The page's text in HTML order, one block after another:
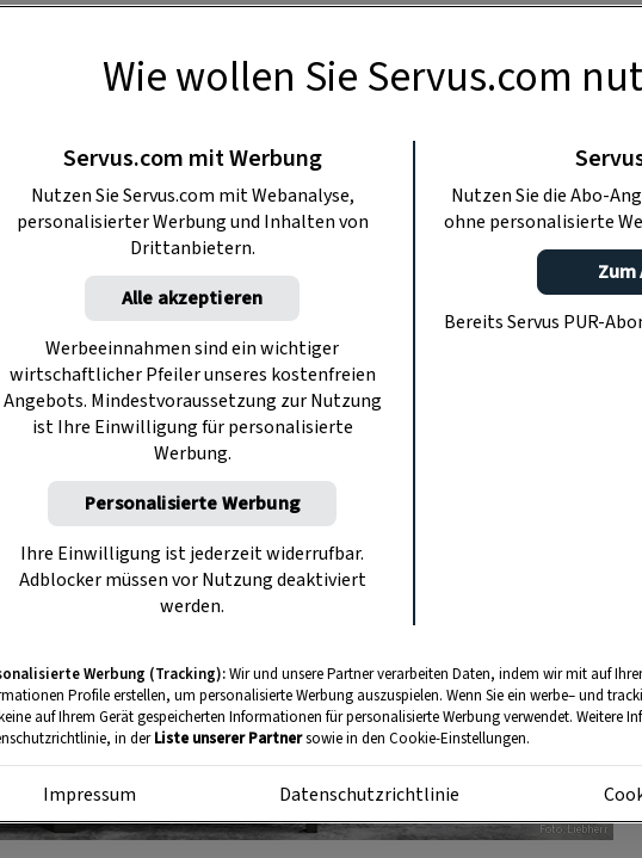
– das gilt für viele Dinge im Leben, auch für
Papa Kevin Ilse, verrät warum die richtige
eine wichtige Rolle spielt und was die
von Liebherr damit zu tun hat.
Anzeige
Foto: Liebherr
Wie wollen Sie Servus.com
Servus.com mit Werbung
Nutzen Sie Servus.com mit Webanalyse,
personalisierter Werbung und Inhalten von
Drittanbietern.
Alle akzeptieren
Werbeeinnahmen sind ein wichtiger
wirtschaftlicher Pfeiler unseres kostenfreien
Angebots. Mindestvoraussetzung zur Nutzung
ist Ihre Einwilligung für personalisierte
Werbung.
Personalisierte Werbung
Ihre Einwilligung ist jederzeit widerrufbar.
Adblocker müssen vor Nutzung deaktiviert
werden.
Nutzen Sie die Abo-
ohne personalisierte
Zum
Bereits Servus PUR-
Werbung (Tracking):Wir und unsere Partner verarbeiten Daten, indem wir mit auf
Profile erstellen, um personalisierte Werbung auszuspielen. Wenn Sie ein werbe– und
auf Ihrem Gerät gespeicherten Informationen für personalisierte Werbung verwendet. Weitere
in derListe unserer Partnersowie in den Cookie-Einstellungen.
Impressum Datenschutzrichtlinie